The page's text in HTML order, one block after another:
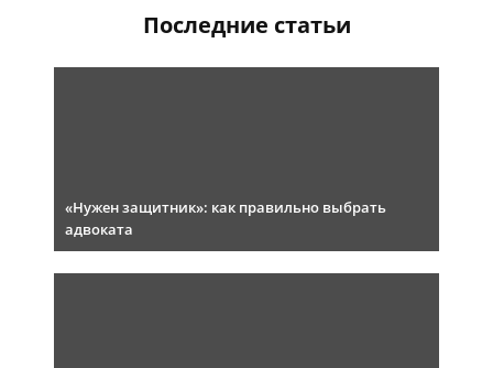
Последние статьи
«Нужен защитник»: как правильно выбрать
адвоката